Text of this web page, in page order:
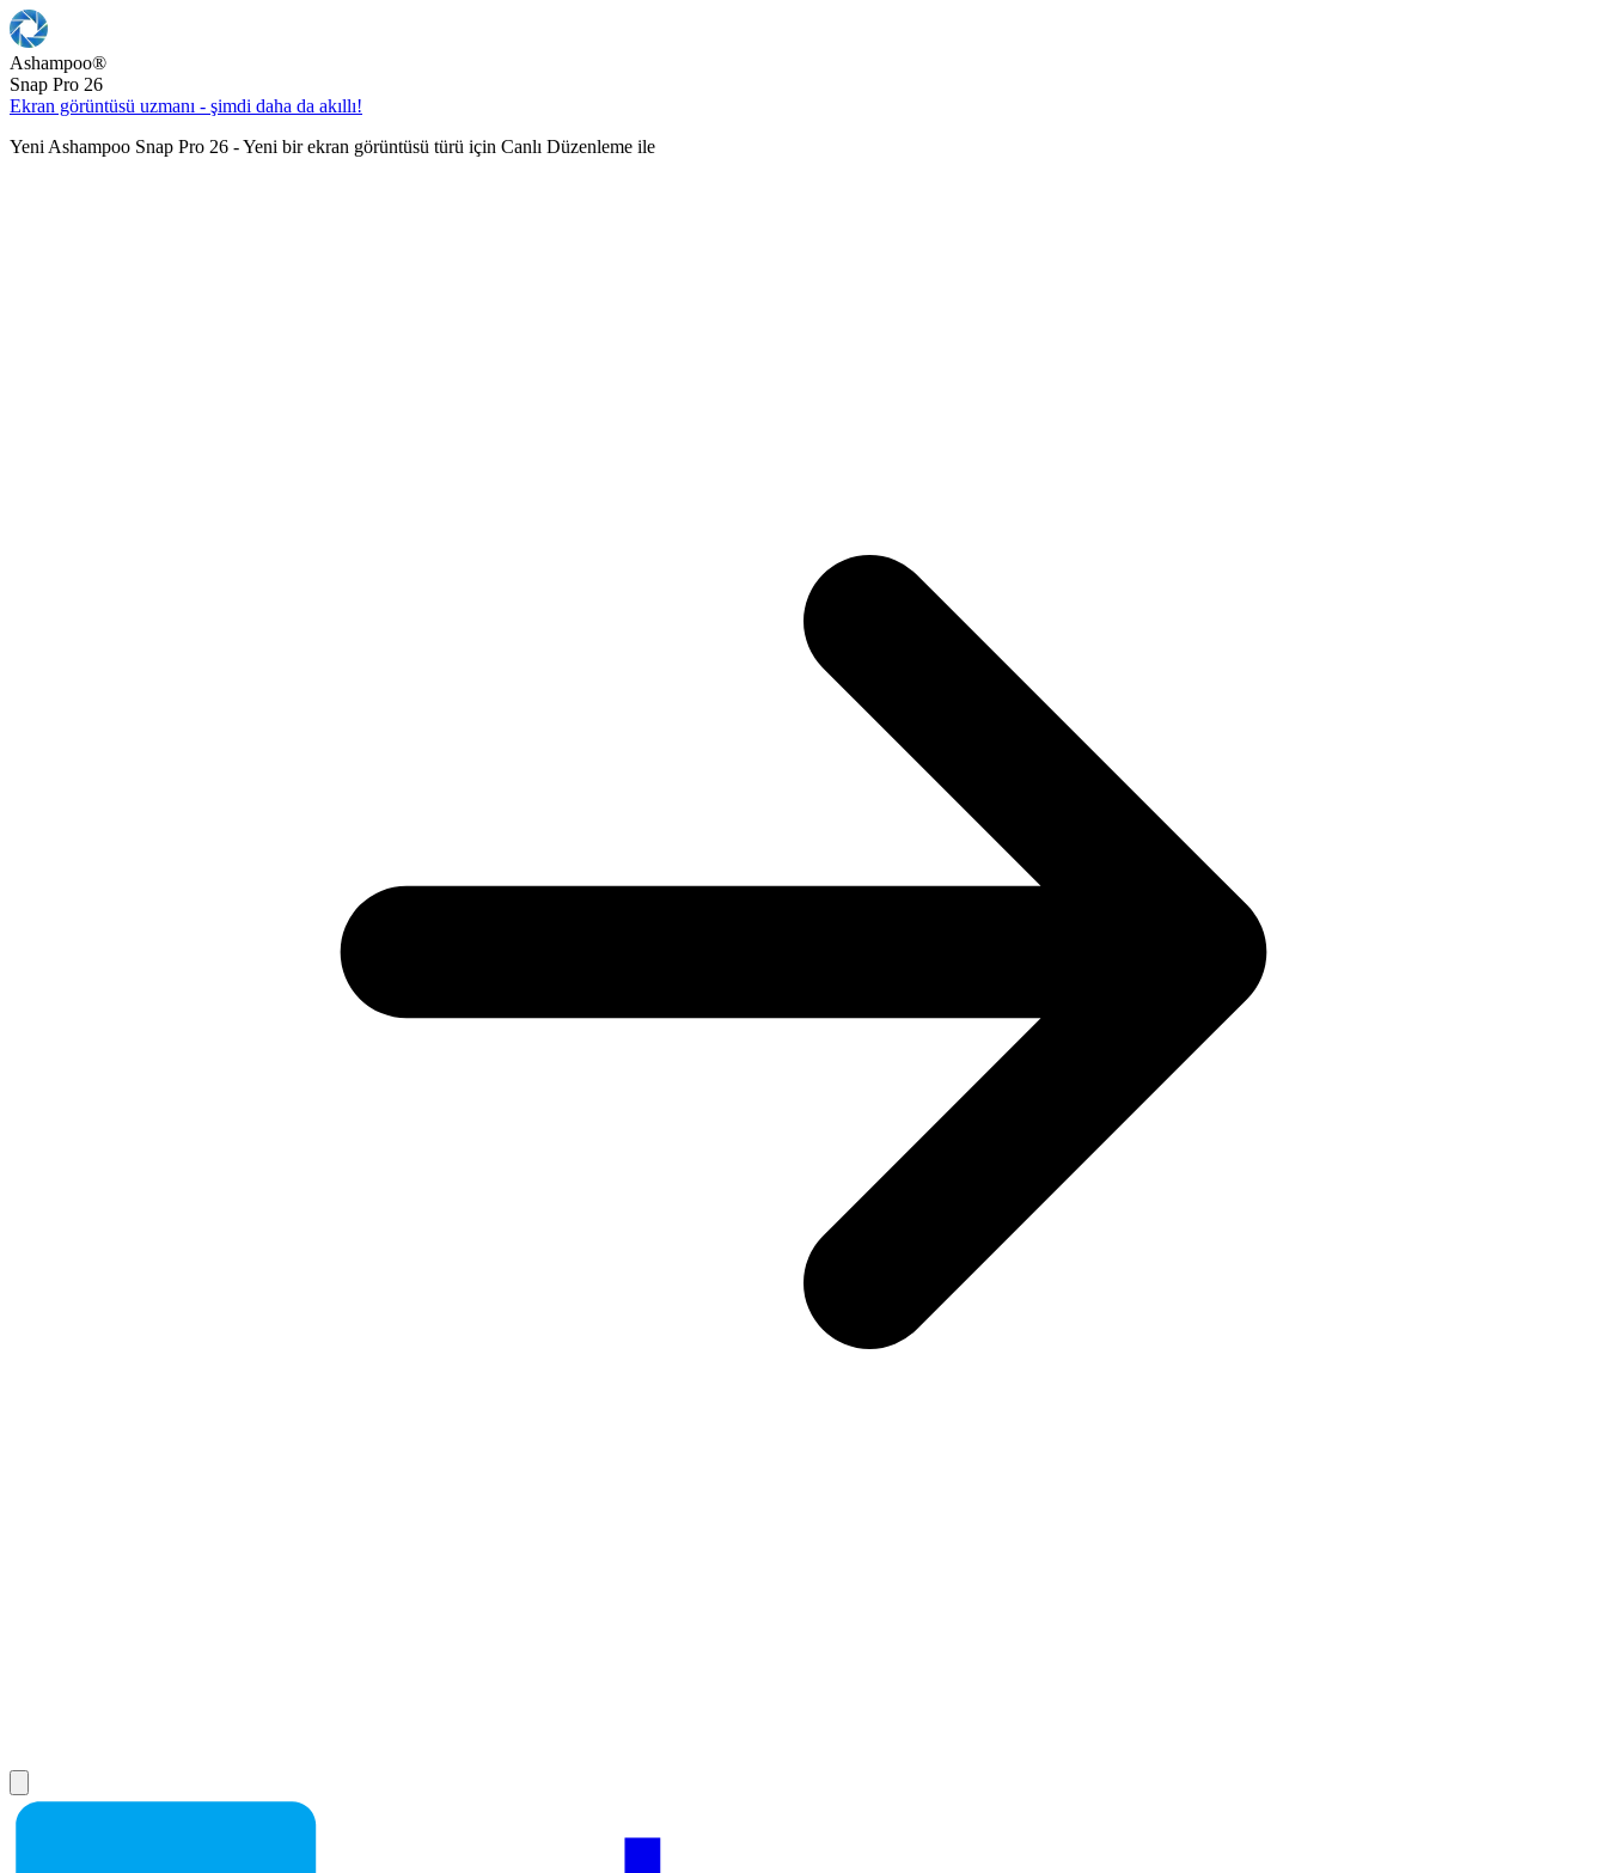
Ashampoo®
Snap Pro 26
Ekran görüntüsü uzmanı - şimdi daha da akıllı!
Yeni Ashampoo Snap Pro 26 - Yeni bir ekran görüntüsü türü için Canlı Düzenleme ile